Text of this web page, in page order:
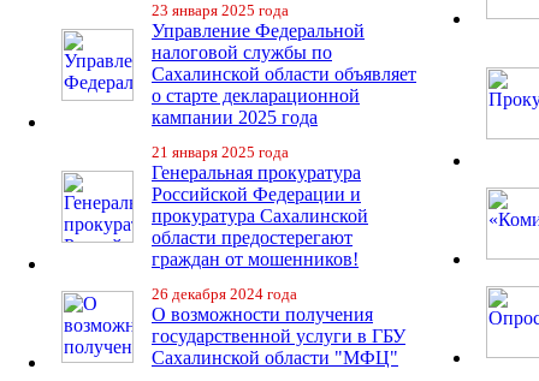
23 января 2025 года
Управление Федеральной
налоговой службы по
Сахалинской области объявляет
о старте декларационной
кампании 2025 года
21 января 2025 года
Генеральная прокуратура
Российской Федерации и
прокуратура Сахалинской
области предостерегают
граждан от мошенников!
26 декабря 2024 года
О возможности получения
государственной услуги в ГБУ
Сахалинской области "МФЦ"